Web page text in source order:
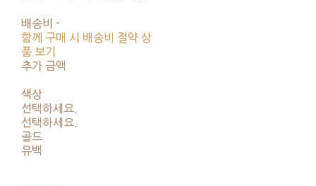
배송비 -
함께 구매 시 배송비 절약 상
품 보기
추가 금액
색상
선택하세요.
선택하세요.
골드
유백